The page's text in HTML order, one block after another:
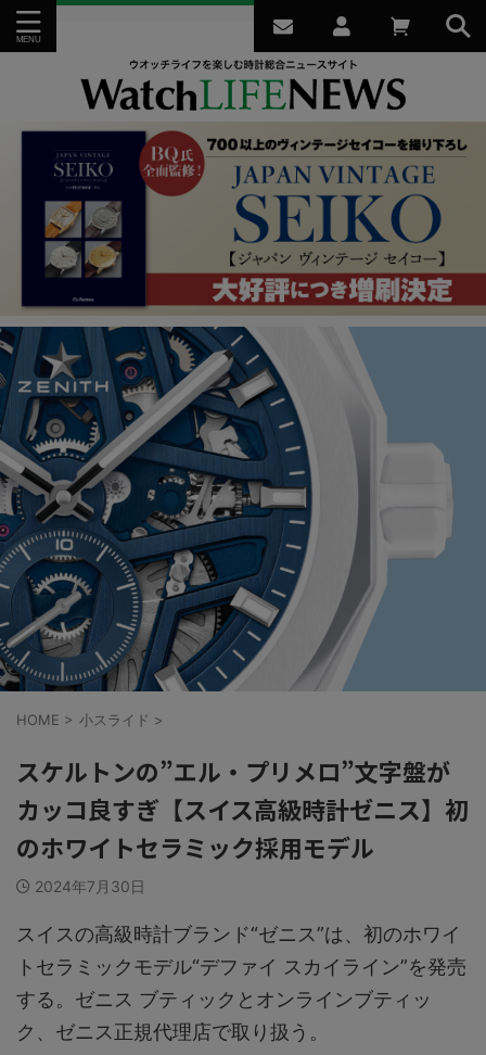
HOME > 小スライド >
スケルトンの”エル・プリメロ”文字盤が
カッコ良すぎ【スイス高級時計ゼニス】初
のホワイトセラミック採用モデル
2024年7月30日
スイスの高級時計ブランド“ゼニス”は、初のホワイ
トセラミックモデル“デファイ スカイライン”を発売
する。ゼニス ブティックとオンラインブティッ
ク、ゼニス正規代理店で取り扱う。